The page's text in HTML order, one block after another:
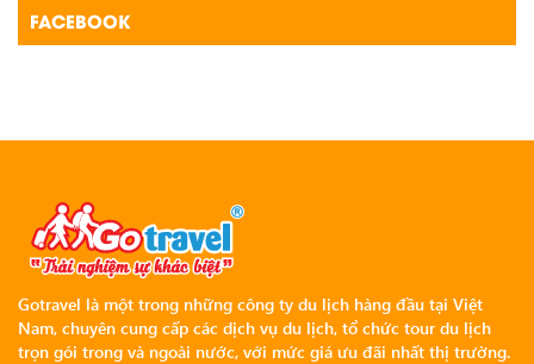
FACEBOOK
Gotravel là một trong những công ty du lịch hàng đầu tại Việt
Nam, chuyên cung cấp các dịch vụ du lịch, tổ chức tour du lịch
trọn gói trong và ngoài nước, với mức giá ưu đãi nhất thị trường.